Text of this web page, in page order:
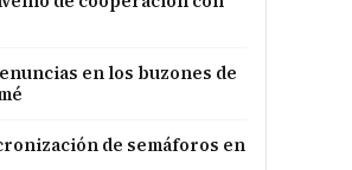
en los buzones de
de semáforos en